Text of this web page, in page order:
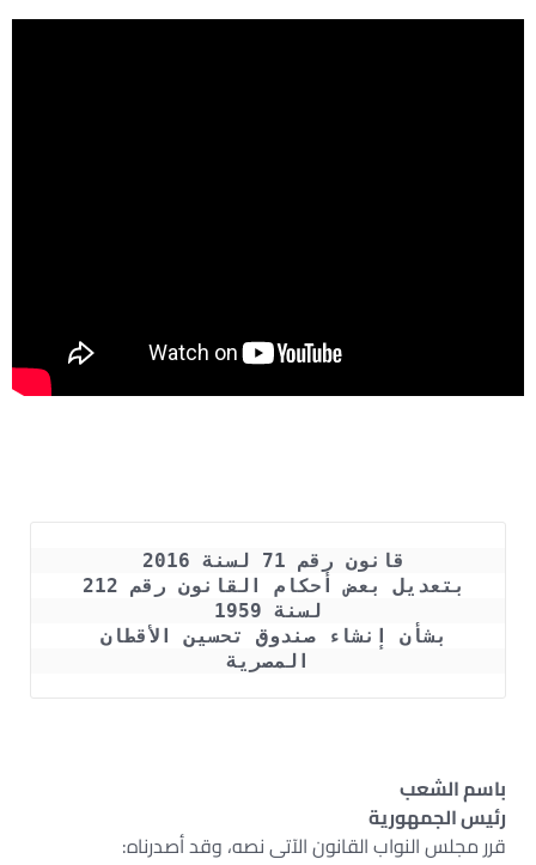
قانون رقم 71 لسنة 2016
لسنة 1959
المصرية
باسم الشعب
رئيس الجمهورية
قرر مجلس النواب القانون الآتى نصه، وقد أصدرناه: